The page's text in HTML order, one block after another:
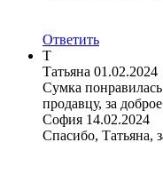
Ответить
Т
Татьяна 01.02.2024
Сумка
продавцу, за
София 14.02.2024
Спасибо, Татьяна,